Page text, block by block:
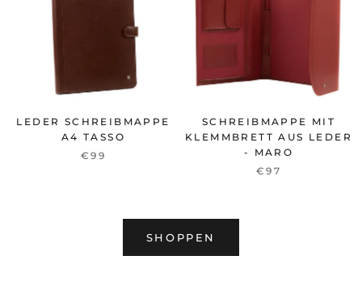
LEDER SCHREIBMAPPE
A4 TASSO
€99
SCHREIBMAPPE MIT
KLEMMBRETT AUS LEDER
- MARO
€97
SHOPPEN